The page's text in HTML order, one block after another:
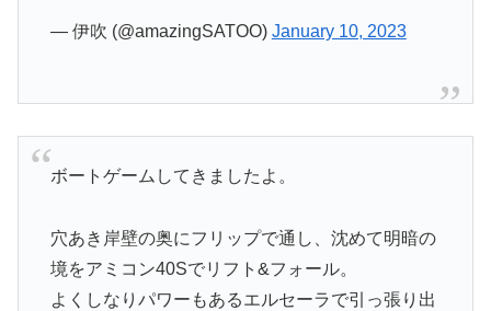
— 伊吹 (@amazingSATOO) January 10, 2023
ボートゲームしてきましたよ。
穴あき岸壁の奥にフリップで通し、沈めて明暗の
境をアミコン40Sでリフト&フォール。
よくしなりパワーもあるエルセーラで引っ張り出